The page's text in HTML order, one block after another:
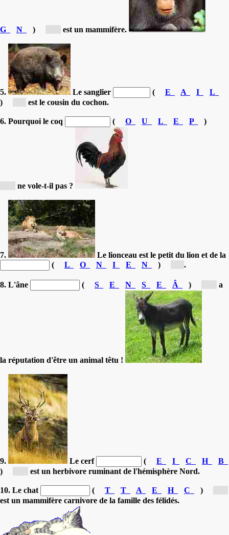
G N ) est un mammifère.
5. Le sanglier ( E A I
L
)
est le cousin du cochon.
6. Pourquoi le coq ( O U L E P )
ne vole-t-il pas ?
7.
Le lionceau est le petit du lion et de la
(
L O N I E N ) .
8. L'âne ( S E N S E Â ) a
la réputation d'être un animal têtu !
9. Le cerf ( E I C H
B
)
est un herbivore ruminant de l'hémisphère Nord.
10. Le chat ( T T A E H C )
est un mammifère carnivore de la famille des félidés.